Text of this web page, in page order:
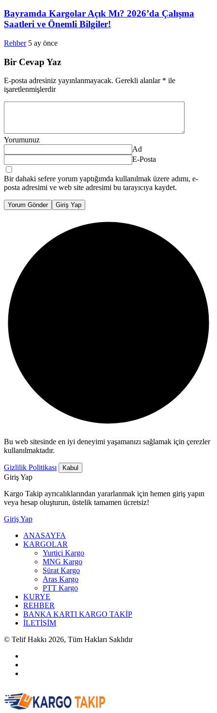
Bayramda Kargolar Açık Mı? 2026’da Çalışma
Saatleri ve Önemli Bilgiler!
Rehber 5 ay önce
Bir Cevap Yaz
E-posta adresiniz yayınlanmayacak. Gerekli alanlar * ile
işaretlenmişlerdir
Yorumunuz
Ad
E-Posta
Bir dahaki sefere yorum yaptığımda kullanılmak üzere adımı, e-
posta adresimi ve web site adresimi bu tarayıcıya kaydet.
Yorum Gönder Giriş Yap
Bu web sitesinde en iyi deneyimi yaşamanızı sağlamak için çerezler
kullanılmaktadır.
Gizlilik Politikası Kabul
Giriş Yap
Kargo Takip ayrıcalıklarından yararlanmak için hemen giriş yapın
veya hesap oluşturun, üstelik tamamen ücretsiz!
Giriş Yap
ANASAYFA
KARGOLAR
Yurtiçi Kargo
MNG Kargo
Sürat Kargo
Aras Kargo
PTT Kargo
KURYE
REHBER
BANKA KARTI KARGO TAKİP
İLETİŞİM
© Telif Hakkı 2026, Tüm Hakları Saklıdır